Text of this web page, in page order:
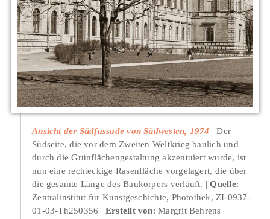
Ansicht der Südfassade von Südwesten, 1974
Der
Südseite, die vor dem Zweiten Weltkrieg baulich und
durch die Grünflächengestaltung akzentuiert wurde, ist
nun eine rechteckige Rasenfläche vorgelagert, die über
die gesamte Länge des Baukörpers verläuft.
Quelle:
Zentralinstitut für Kunstgeschichte, Photothek, ZI-0937-
01-03-Th250356
Erstellt von: Margrit Behrens